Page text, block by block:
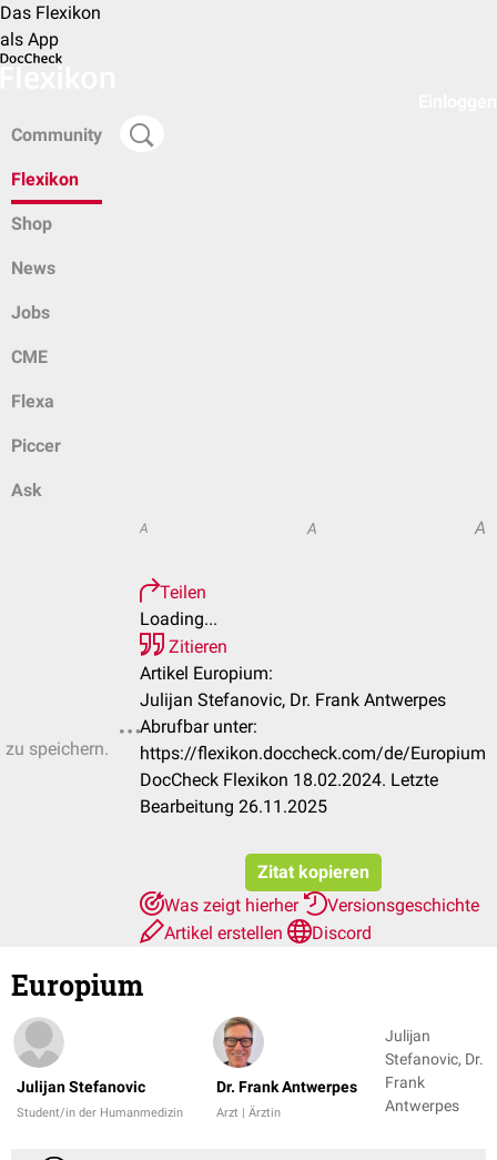
Das Flexikon
als App
Community
Flexikon
Shop
News
Jobs
CME
Flexa
Piccer
Ask
speichern.
A A A
Teilen
Loading...
Zitieren
Artikel Europium:
Julijan Stefanovic, Dr. Frank Antwerpes
Abrufbar unter:
https://flexikon.doccheck.com/de/Europium
DocCheck Flexikon 18.02.2024. Letzte
Bearbeitung 26.11.2025
Zitat kopieren
Was zeigt hierher
Versionsgeschichte
Artikel erstellen
Discord
Europium
Julijan Stefanovic
Student/in der Humanmedizin
Dr. Frank Antwerpes
Arzt | Ärztin
Julijan
Stefanovic, Dr.
Frank
Antwerpes